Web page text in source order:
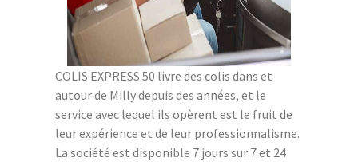
COLIS EXPRESS 50 livre des colis dans et
autour de Milly depuis des années, et le
service avec lequel ils opèrent est le fruit de
leur expérience et de leur professionnalisme.
La société est disponible 7 jours sur 7 et 24